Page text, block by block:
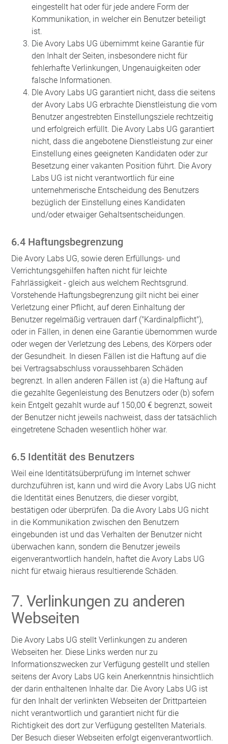
eingestellt hat oder für jede andere Form der
Kommunikation, in welcher ein Benutzer beteiligt
ist.
Die Avory Labs UG übernimmt keine Garantie für
den Inhalt der Seiten, insbesondere nicht für
fehlerhafte Verlinkungen, Ungenauigkeiten oder
falsche Informationen.
DIe Avory Labs UG garantiert nicht, dass die seitens
der Avory Labs UG erbrachte Dienstleistung die vom
Benutzer angestrebten Einstellungsziele rechtzeitig
und erfolgreich erfüllt. Die Avory Labs UG garantiert
nicht, dass die angebotene Dienstleistung zur einer
Einstellung eines geeigneten Kandidaten oder zur
Besetzung einer vakanten Position führt. Die Avory
Labs UG ist nicht verantwortlich für eine
unternehmerische Entscheidung des Benutzers
bezüglich der Einstellung eines Kandidaten
und/oder etwaiger Gehaltsentscheidungen.
6.4 Haftungsbegrenzung
Die Avory Labs UG, sowie deren Erfüllungs- und
Verrichtungsgehilfen haften nicht für leichte
Fahrlässigkeit - gleich aus welchem Rechtsgrund.
Vorstehende Haftungsbegrenzung gilt nicht bei einer
Verletzung einer Pflicht, auf deren Einhaltung der
Benutzer regelmäßig vertrauen darf ("Kardinalpflicht"),
oder in Fällen, in denen eine Garantie übernommen wurde
oder wegen der Verletzung des Lebens, des Körpers oder
der Gesundheit. In diesen Fällen ist die Haftung auf die
bei Vertragsabschluss voraussehbaren Schäden
begrenzt. In allen anderen Fällen ist (a) die Haftung auf
die gezahlte Gegenleistung des Benutzers oder (b) sofern
kein Entgelt gezahlt wurde auf 150,00 € begrenzt, soweit
der Benutzer nicht jeweils nachweist, dass der tatsächlich
eingetretene Schaden wesentlich höher war.
6.5 Identität des Benutzers
Weil eine Identitätsüberprüfung im Internet schwer
durchzuführen ist, kann und wird die Avory Labs UG nicht
die Identität eines Benutzers, die dieser vorgibt,
bestätigen oder überprüfen. Da die Avory Labs UG nicht
in die Kommunikation zwischen den Benutzern
eingebunden ist und das Verhalten der Benutzer nicht
überwachen kann, sondern die Benutzer jeweils
eigenverantwortlich handeln, haftet die Avory Labs UG
nicht für etwaig hieraus resultierende Schäden.
7. Verlinkungen zu anderen
Webseiten
Die Avory Labs UG stellt Verlinkungen zu anderen
Webseiten her. Diese Links werden nur zu
Informationszwecken zur Verfügung gestellt und stellen
seitens der Avory Labs UG kein Anerkenntnis hinsichtlich
der darin enthaltenen Inhalte dar. Die Avory Labs UG ist
für den Inhalt der verlinkten Webseiten der Drittparteien
nicht verantwortlich und garantiert nicht für die
Richtigkeit des dort zur Verfügung gestellten Materials.
Der Besuch dieser Webseiten erfolgt eigenverantwortlich.